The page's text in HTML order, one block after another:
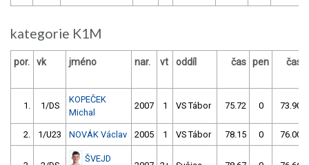
kategorie K1M
por. vk jméno nar. vt oddíl čas pen čas
1. 1/DS
KOPEČEK
Michal
2007 1 VS Tábor 75.72 0 73.90
2. 1/U23 NOVÁK Václav 2005 1 VS Tábor 78.15 0 76.00
ŠVEJD